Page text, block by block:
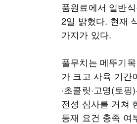
품원료에서 일반
2일 밝혔다. 현재
가지가 있다.
풀무치는 메뚜기
가 크고 사육 기간
·초콜릿·고명(토
전성 심사를 거쳐
등재 요건 충족 여